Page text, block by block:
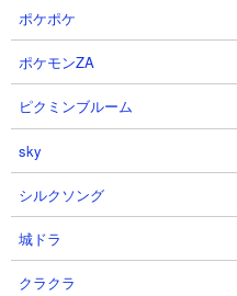
新しいプレイスタイルを提示す
う。
もちろん短射程アタッカーと
れる部分はありますが、壁役
ジをクリアしていくことができ
２．攻撃力上昇が発動するとさ
本能にて体力33%以下でMAX
れました。これによりLv30で
ポケポケ
ポケモンZA
ピクミンブルーム
sky
シルクソング
城ドラ
クラクラ